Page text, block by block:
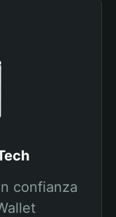
confianza